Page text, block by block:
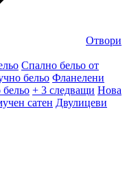
Отвори
Спално бельо от
бельо Фланелени
+ 3 следващи Нова
сатен Двулицеви